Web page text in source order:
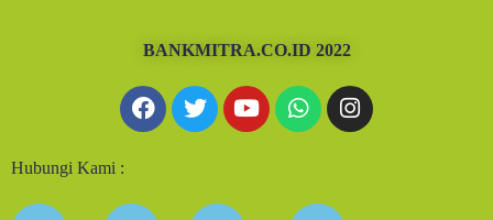
BANKMITRA.CO.ID 2022
Hubungi Kami :